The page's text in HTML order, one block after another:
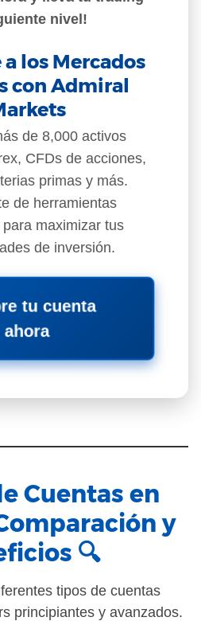
nivel!
a los Mercados
con Admiral
de 8,000 activos
CFDs de acciones,
primas y más.
de herramientas
maximizar tus
de inversión.
tu cuenta
ahora
Cuentas en
y
🔍
tipos de cuentas
principiantes y avanzados.